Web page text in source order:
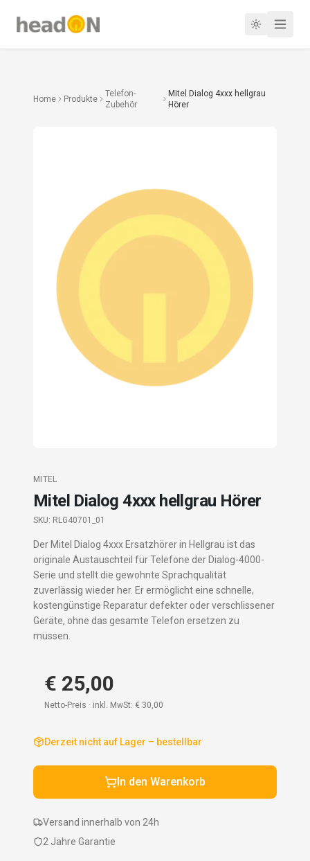
Home Produkte
Telefon-
Zubehör
Mitel Dialog 4xxx hellgrau
Hörer
MITEL
Mitel Dialog 4xxx hellgrau Hörer
SKU: RLG40701_01
Der Mitel Dialog 4xxx Ersatzhörer in Hellgrau ist das
originale Austauschteil für Telefone der Dialog-4000-
Serie und stellt die gewohnte Sprachqualität
zuverlässig wieder her. Er ermöglicht eine schnelle,
kostengünstige Reparatur defekter oder verschlissener
Geräte, ohne das gesamte Telefon ersetzen zu
müssen.
€ 25,00
Netto-Preis · inkl. MwSt: € 30,00
Derzeit nicht auf Lager – bestellbar
In den Warenkorb
Versand innerhalb von 24h
2 Jahre Garantie